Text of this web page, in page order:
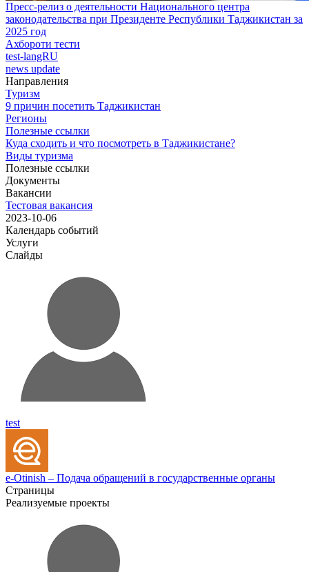
Пресс-релиз о деятельности Национального центра
законодательства при Президенте Республики Таджикистан за
2025 год
Ахбороти тести
test-langRU
news update
Направления
Туризм
9 причин посетить Таджикистан
Регионы
Полезные ссылки
Куда сходить и что посмотреть в Таджикистане?
Виды туризма
Полезные ссылки
Документы
Вакансии
Тестовая вакансия
2023-10-06
Календарь событий
Услуги
Слайды
test
e-Otinish – Подача обращений в государственные органы
Страницы
Реализуемые проекты